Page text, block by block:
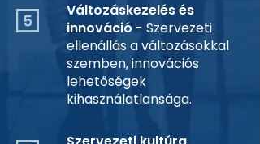
Változáskezelés és
innováció - Szervezeti
ellenállás a változásokkal
szemben, innovációs
lehetőségek
kihasználatlansága.